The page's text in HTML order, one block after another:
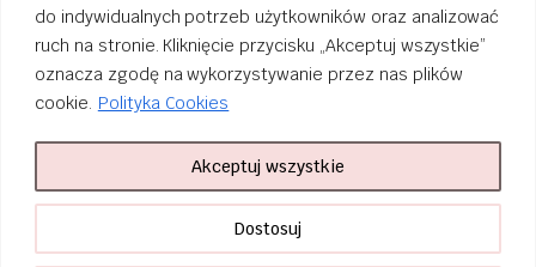
do indywidualnych potrzeb użytkowników oraz analizować
ruch na stronie. Kliknięcie przycisku „Akceptuj wszystkie”
oznacza zgodę na wykorzystywanie przez nas plików
cookie. Polityka Cookies
Dostosuj
Akceptuj wszystkie
INSTAGRAM
nailsibrido.pl Copyright © 2024BSK Media– Part ofBSK Group. All